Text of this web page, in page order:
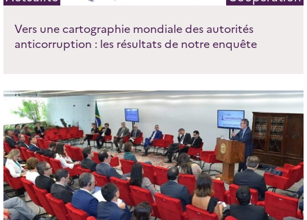
Vers une cartographie mondiale des autorités
anticorruption : les résultats de notre enquête